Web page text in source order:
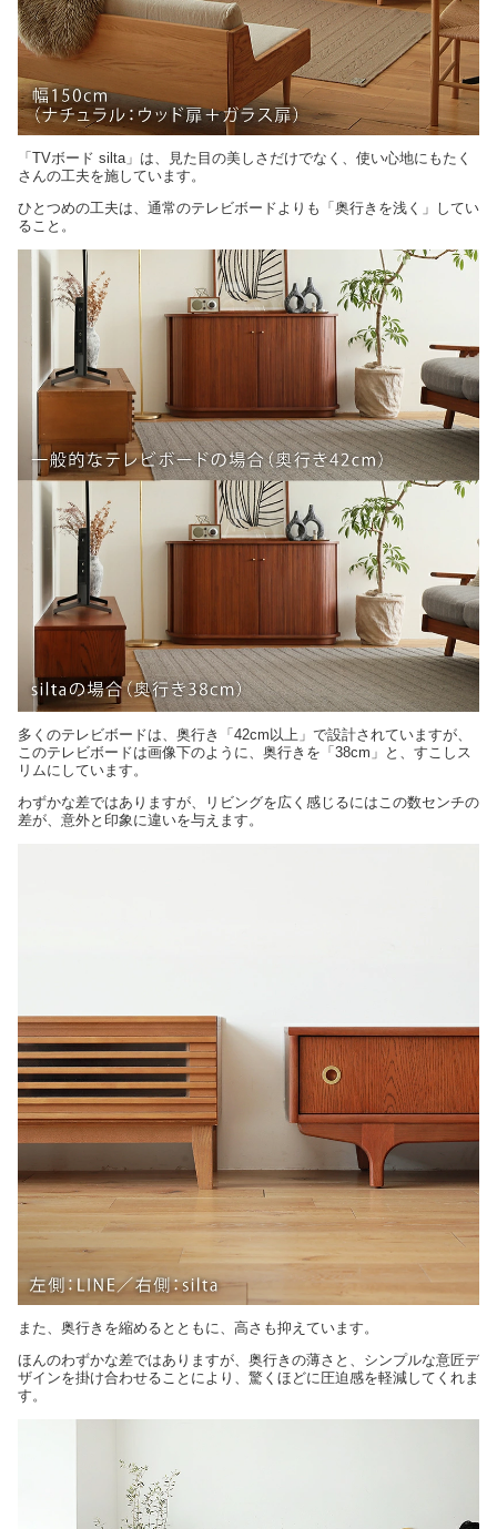
「TVボード silta」は、見た目の美しさだけでなく、使い心地にもたく
さんの工夫を施しています。
ひとつめの工夫は、通常のテレビボードよりも「奥行きを浅く」してい
ること。
多くのテレビボードは、奥行き「42cm以上」で設計されていますが、
このテレビボードは画像下のように、奥行きを「38cm」と、すこしス
リムにしています。
わずかな差ではありますが、リビングを広く感じるにはこの数センチの
差が、意外と印象に違いを与えます。
また、奥行きを縮めるとともに、高さも抑えています。
ほんのわずかな差ではありますが、奥行きの薄さと、シンプルな意匠デ
ザインを掛け合わせることにより、驚くほどに圧迫感を軽減してくれま
す。